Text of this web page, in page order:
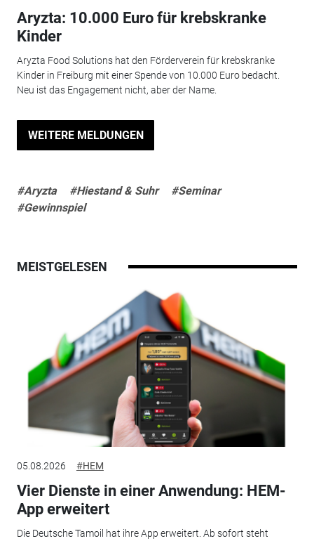
Aryzta: 10.000 Euro für krebskranke
Kinder
Aryzta Food Solutions hat den Förderverein für krebskranke
Kinder in Freiburg mit einer Spende von 10.000 Euro bedacht.
Neu ist das Engagement nicht, aber der Name.
WEITERE MELDUNGEN
#Aryzta #Hiestand & Suhr
#Seminar
#Gewinnspiel
MEISTGELESEN
05.08.2026 #HEM
Vier Dienste in einer Anwendung: HEM-
App erweitert
Die Deutsche Tamoil hat ihre App erweitert. Ab sofort steht